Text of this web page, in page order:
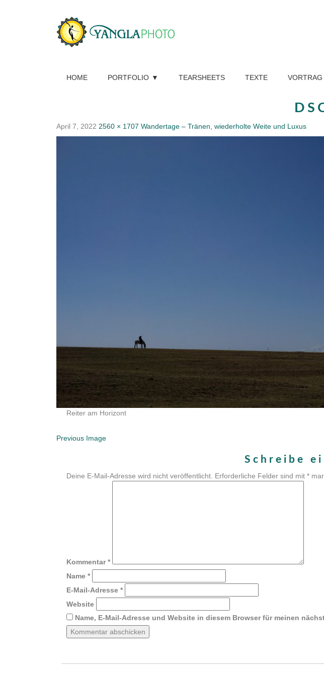
HOME PORTFOLIO TEARSHEETS TEXTE VORTRAG
April 7, 2022 2560 × 1707 Wandertage – Tränen, wiederholte Weite und Luxus
Reiter am Horizont
Previous Image
Schreibe
Deine E-Mail-Adresse wird nicht veröffentlicht. Erforderliche Felder sind mit *
Kommentar*
Name *
E-Mail-Adresse *
Website
Name, E-Mail-Adresse und Website in diesem Browser für meinen